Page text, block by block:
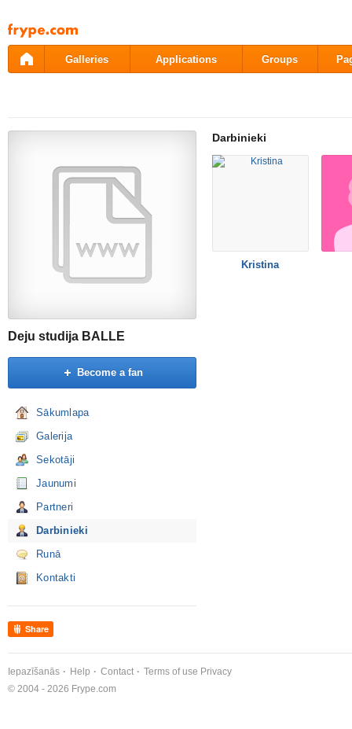
Pāriet
uz
saturu
Galleries Applications Groups
Deju studija BALLE
Become a fan
Sākumlapa
Galerija
Sekotāji
Jaunumi
Partneri
Darbinieki
Runā
Kontakti
Share
Darbinieki
Kristina
Iepazīšanās Help Contact Terms of use Privacy
© 2004 - 2026 Frype.com